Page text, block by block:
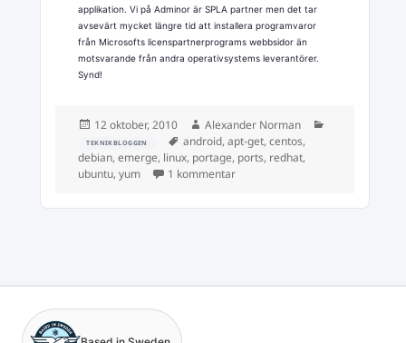
applikation. Vi på Adminor är SPLA partner men det tar
avsevärt mycket längre tid att installera programvaror
från Microsofts licenspartnerprograms webbsidor än
motsvarande från andra operativsystems leverantörer.
Synd!
Postat
12 oktober, 2010 Författare
Alexander Norman
TEKNIKBLOGGEN Taggar
android, apt-get, centos,
debian,emerge, linux, portage, ports, redhat,
ubuntu,yum 1 kommentartill Kraften av Unix?